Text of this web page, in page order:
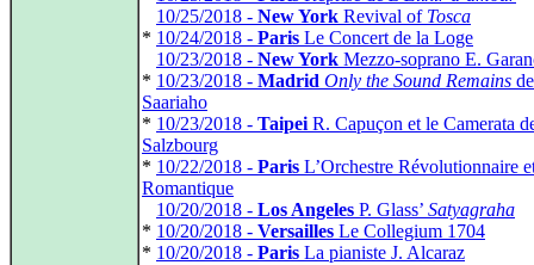
10/25/2018 - New York Revival of Tosca
* 10/24/2018 - Paris Le Concert de la Loge
10/23/2018 - New York Mezzo-soprano E.
* 10/23/2018 - Madrid Only the Sound Remains de
Saariaho
* 10/23/2018 - Taipei R. Capuçon et le Camerata
Salzbourg
* 10/22/2018 - Paris L’Orchestre Révolutionnaire
Romantique
10/20/2018 - Los Angeles P. Glass’ Satyagraha
* 10/20/2018 - Versailles Le Collegium 1704
* 10/20/2018 - Paris La pianiste J. Alcaraz